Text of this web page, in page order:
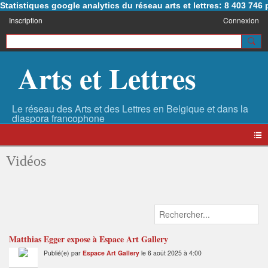
Statistiques google analytics du réseau arts et lettres: 8 403 746
Inscription Connexion
Arts et Lettres
Vidéos
Matthias Egger expose à Espace Art Gallery
Publié(e) par Espace Art Gallery le 6 août 2025 à 4:00